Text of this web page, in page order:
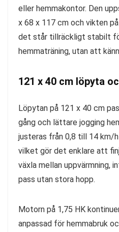
eller hemmakontor. Den
x 68 x 117 cm och vikten
det står tillräckligt stabilt
hemmaträning, utan att
121 x 40 cm löpyta
Löpytan på 121 x 40 cm
gång och lättare jogging
justeras från 0,8 till 14 km/
vilket gör det enklare att
växla mellan uppvärmning,
pass utan stora hopp.
Motorn på 1,75 HK
anpassad för hemmabruk